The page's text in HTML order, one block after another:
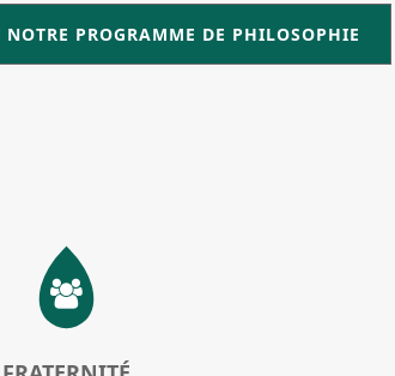
NOTRE PROGRAMME DE PHILOSOPHIE